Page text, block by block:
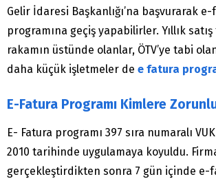
Gelir İdaresi Başkanlığı’na başvurarak
programına geçiş yapabilirler. Yıllık
rakamın üstünde olanlar, ÖTV’ye tabi
daha küçük işletmeler de e fatura
E-Fatura Programı Kimlere
E- Fatura programı 397 sıra numaralı
2010 tarihinde uygulamaya koyuldu.
gerçekleştirdikten sonra 7 gün içinde e-